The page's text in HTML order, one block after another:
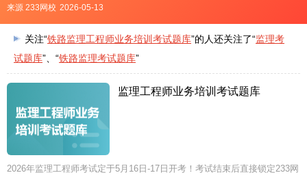
间预估考试成绩，做到心中有数！↓2026年监理工程
来源 233网校 2026-05-13
关注“铁路监理工程师业务培训考试题库”的人还关注了“监理考
试题库”、“铁路监理考试题库”
监理工程师业务培训考试题库
2026年监理工程师考试定于5月16日-17日开考！考试结束后直接锁定233网